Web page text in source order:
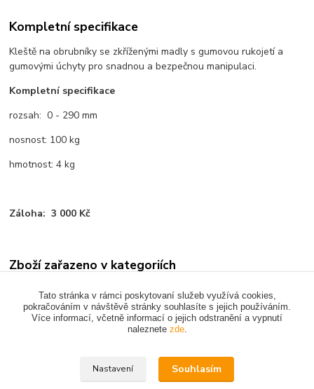
Kompletní specifikace
Kleště na obrubníky se zkříženými madly s gumovou rukojetí a
gumovými úchyty pro snadnou a bezpečnou manipulaci.
Kompletní specifikace
rozsah: 0 - 290 mm
nosnost: 100 kg
hmotnost: 4 kg
Záloha: 3 000 Kč
Zboží zařazeno v kategoriích
PŘEPRAVA MATERIÁLU
Upravit sběr cookies.
Tato stránka v rámci poskytovaní služeb využívá cookies,
pokračováním v návštěvě stránky souhlasíte s jejich používáním.
Více informací, včetně informací o jejich odstranění a vypnutí
naleznete zde.
Nastavení Souhlasím